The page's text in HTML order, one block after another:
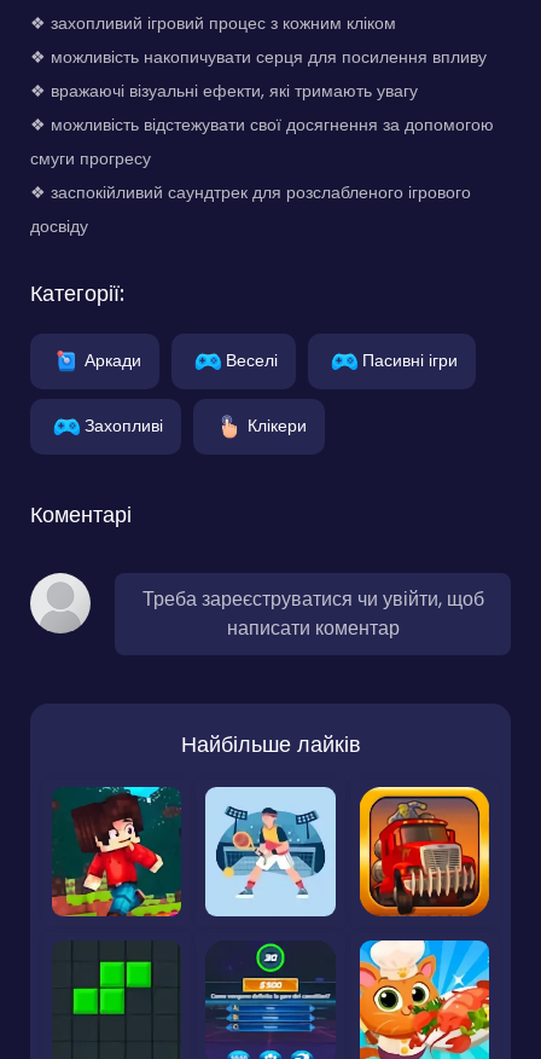
❖ захопливий ігровий процес з кожним кліком
❖ можливість накопичувати серця для посилення впливу
❖ вражаючі візуальні ефекти, які тримають увагу
❖ можливість відстежувати свої досягнення за допомогою
смуги прогресу
❖ заспокійливий саундтрек для розслабленого ігрового
досвіду
Категорії:
Аркади Веселі Пасивні ігри
Захопливі Клікери
Коментарі
Треба зареєструватися чи увійти, щоб
написати коментар
Найбільше лайків